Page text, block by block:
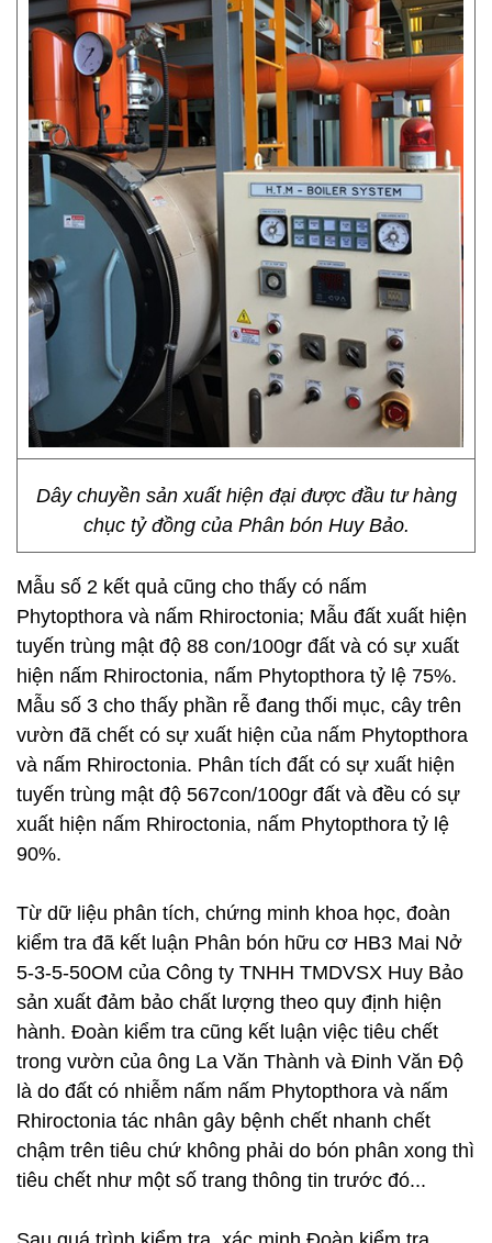
Dây chuyền sản xuất hiện đại được đầu tư hàng
chục tỷ đồng của Phân bón Huy Bảo.
Mẫu số 2 kết quả cũng cho thấy có nấm
Phytopthora và nấm Rhiroctonia; Mẫu đất xuất hiện
tuyến trùng mật độ 88 con/100gr đất và có sự xuất
hiện nấm Rhiroctonia, nấm Phytopthora tỷ lệ 75%.
Mẫu số 3 cho thấy phần rễ đang thối mục, cây trên
vườn đã chết có sự xuất hiện của nấm Phytopthora
và nấm Rhiroctonia. Phân tích đất có sự xuất hiện
tuyến trùng mật độ 567con/100gr đất và đều có sự
xuất hiện nấm Rhiroctonia, nấm Phytopthora tỷ lệ
90%.
Từ dữ liệu phân tích, chứng minh khoa học, đoàn
kiểm tra đã kết luận Phân bón hữu cơ HB3 Mai Nở
5-3-5-50OM của Công ty TNHH TMDVSX Huy Bảo
sản xuất đảm bảo chất lượng theo quy định hiện
hành. Đoàn kiểm tra cũng kết luận việc tiêu chết
trong vườn của ông La Văn Thành và Đinh Văn Độ
là do đất có nhiễm nấm nấm Phytopthora và nấm
Rhiroctonia tác nhân gây bệnh chết nhanh chết
chậm trên tiêu chứ không phải do bón phân xong thì
tiêu chết như một số trang thông tin trước đó...